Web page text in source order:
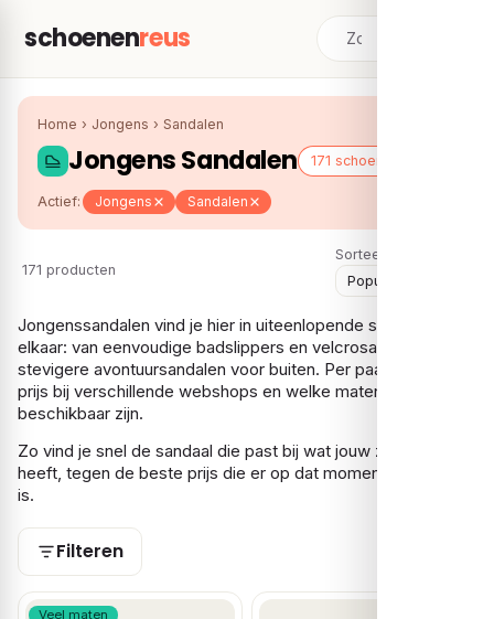
schoenenreus
Home › Jongens › Sandalen
Jongens Sandalen 171 schoenen
Actief: Jongens Sandalen
171 producten
Sorteer:
Jongenssandalen vind je hier in uiteenlopende stijlen naast
elkaar: van eenvoudige badslippers en velcrosandalen tot
stevigere avontuursandalen voor buiten. Per paar zie je de
prijs bij verschillende webshops en welke maten er nog
beschikbaar zijn.
Zo vind je snel de sandaal die past bij wat jouw zoon nodig
heeft, tegen de beste prijs die er op dat moment te vinden
is.
Filteren
Veel maten